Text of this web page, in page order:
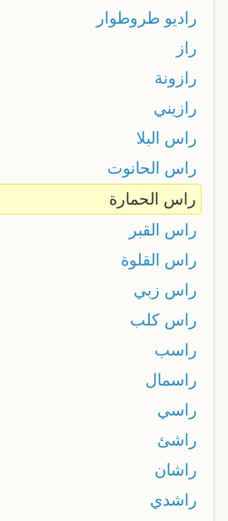
راديو طروطوار
راز
رازونة
رازيني
راس البلا
راس الحانوت
راس الحمارة
راس القبر
راس القلوة
راس زبي
راس كلب
راسب
راسمال
راسي
راشئ
راشان
راشدي